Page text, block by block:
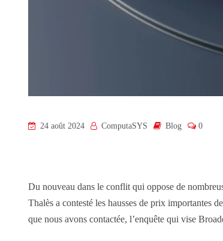
24 août 2024 ComputaSYS Blog 0
Du nouveau dans le conflit qui oppose de
Thalès a contesté les hausses de prix importantes
que nous avons contactée, l’enquête qui vise